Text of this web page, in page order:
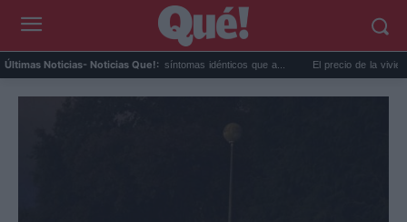
Últimas Noticias- Noticias Que!:
Calor extremo y ansiedad: síntomas idénticos que a... El precio de la vivienda